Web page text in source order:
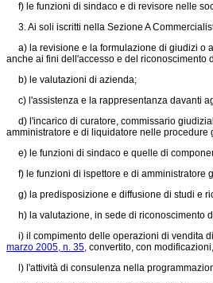
f) le funzioni di sindaco e di revisore nelle
3. Ai soli iscritti nella Sezione A
a) la revisione e la formulazione di giudizi o
anche ai fini dell'accesso e del
b) le valutazioni di azienda;
c) l'assistenza e la rappresentanza davanti
d) l'incarico di curatore, commissario
amministratore e di liquidatore nelle procedure
e) le funzioni di sindaco e quelle di
f) le funzioni di ispettore e di amministratore
g) la predisposizione e diffusione di studi e
h) la valutazione, in sede di riconoscimento
i) il compimento delle operazioni di vendita
marzo 2005, n. 35, convertito, con
l) l'attività di consulenza nella